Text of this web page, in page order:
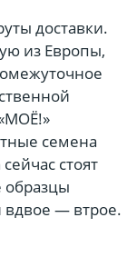
доставки.
из Европы,
семена
стоят
образцы
вдвое — втрое.